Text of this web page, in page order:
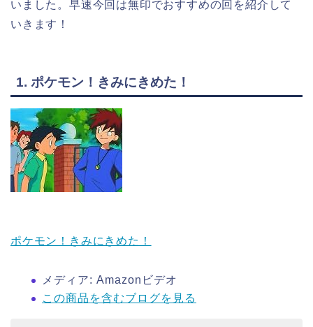
いました。早速今回は無印でおすすめの回を紹介して
いきます！
1. ポケモン！きみにきめた！
ポケモン！きみにきめた！
メディア: Amazonビデオ
この商品を含むブログを見る